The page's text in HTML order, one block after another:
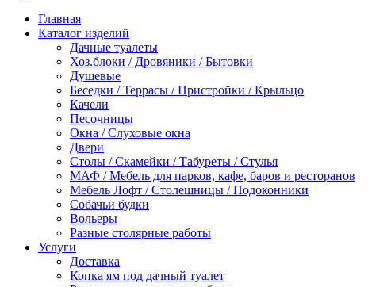
Главная
Каталог изделий
Дачные туалеты
Хоз.блоки / Дровяники / Бытовки
Душевые
Беседки / Террасы / Пристройки / Крыльцо
Качели
Песочницы
Окна / Слуховые окна
Двери
Столы / Скамейки / Табуреты / Стулья
МАФ / Мебель для парков, кафе, баров и ресторанов
Мебель Лофт / Столешницы / Подоконники
Собачьи будки
Вольеры
Разные столярные работы
Услуги
Доставка
Копка ям под дачный туалет